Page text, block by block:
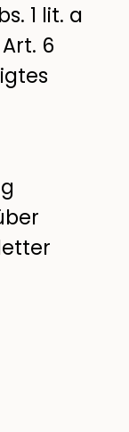
1 lit. a
6